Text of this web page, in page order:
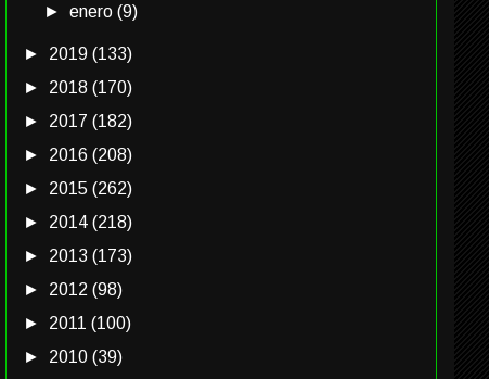
►enero(9)
► 2019 (133)
► 2018 (170)
► 2017 (182)
► 2016 (208)
► 2015 (262)
► 2014 (218)
► 2013 (173)
► 2012 (98)
► 2011 (100)
► 2010 (39)